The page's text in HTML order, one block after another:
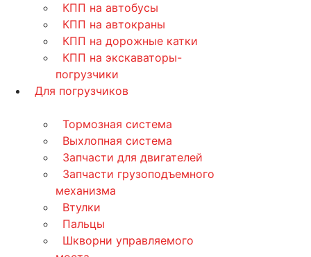
КПП на автобусы
КПП на автокраны
КПП на дорожные катки
КПП на экскаваторы-
погрузчики
Для погрузчиков
Тормозная система
Выхлопная система
Запчасти для двигателей
Запчасти грузоподъемного
механизма
Втулки
Пальцы
Шкворни управляемого